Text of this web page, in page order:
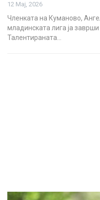
12 Мај, 2026
Членката на Куманово,
младинската лига ја заврши
Талентираната…